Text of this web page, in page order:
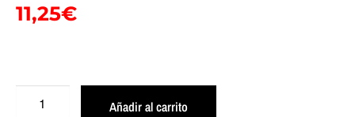
11,25€
Añadir al carrito